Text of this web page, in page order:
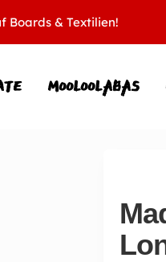
Boards & Textilien!
MOOLOOLABAS